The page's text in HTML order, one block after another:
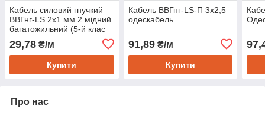
Кабель силовий гнучкий
ВВГнг-LS 2х1 мм 2 мідний
багатожильний (5-й клас
29,78 ₴/м
Купити
Кабель ВВГнг-LS-П 3х2,5
одескабель
91,89₴/м
Купити
Про нас